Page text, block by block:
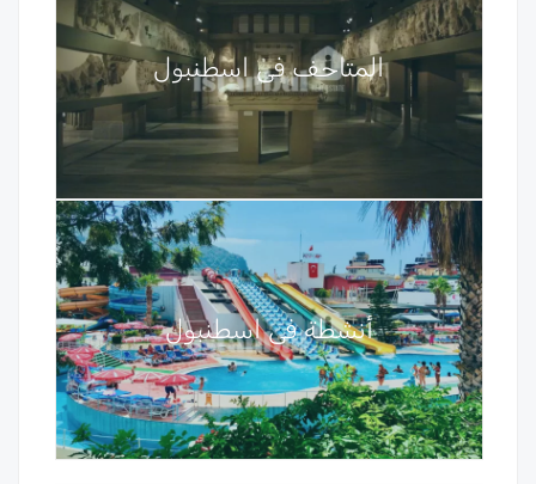
المتاحف في اسطنبول
أنشطة في اسطنبول